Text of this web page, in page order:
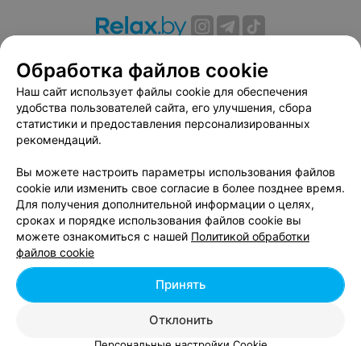
Вакансии
Публичный договор
Способы оплаты
Публичный договор по использованию сервиса
«Афиша»
Пользовательское соглашение
Связаться по вопросам сотрудничества
Написать руководителю relax.by
Персональные настройки cookie
Обработка персональных данных
| 220012, Республика Беларусь, г. Минск,
улица Толбухина, 2, пом. 16 | info@relax.by
Обработка файлов cookie
Наш сайт использует файлы cookie для обеспечения
удобства пользователей сайта, его улучшения, сбора
статистики и предоставления персонализированных
рекомендаций.
Вы можете настроить параметры использования файлов
cookie или изменить свое согласие в более позднее время.
Для получения дополнительной информации о целях,
сроках и порядке использования файлов cookie вы
можете ознакомиться с нашей Политикой обработки
файлов cookie
Отклонить
Принять